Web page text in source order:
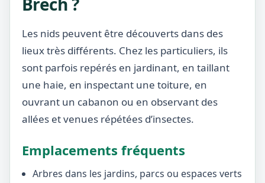
Les nids peuvent être découverts dans des
lieux très différents. Chez les particuliers, ils
sont parfois repérés en jardinant, en taillant
une haie, en inspectant une toiture, en
ouvrant un cabanon ou en observant des
allées et venues répétées d’insectes.
Emplacements fréquents
Arbres dans les jardins, parcs ou espaces verts